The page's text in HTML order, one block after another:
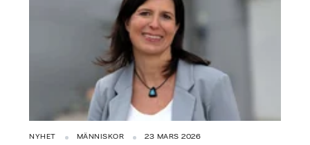
NYHET MÄNNISKOR 23 MARS 2026